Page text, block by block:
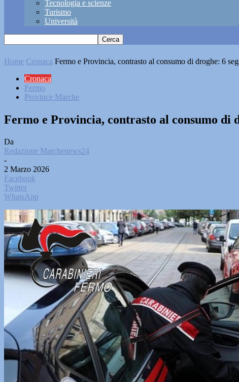
Tecnologia e scienze
Turismo
Università
Home Cronaca Fermo e Provincia, contrasto al consumo di droghe: 6
Cronaca
Fermo
Province Marche
Fermo e Provincia, contrasto al consumo di
Da
Redazione Marchenews24
-
2 Marzo 2026
Facebook
Twitter
WhatsApp